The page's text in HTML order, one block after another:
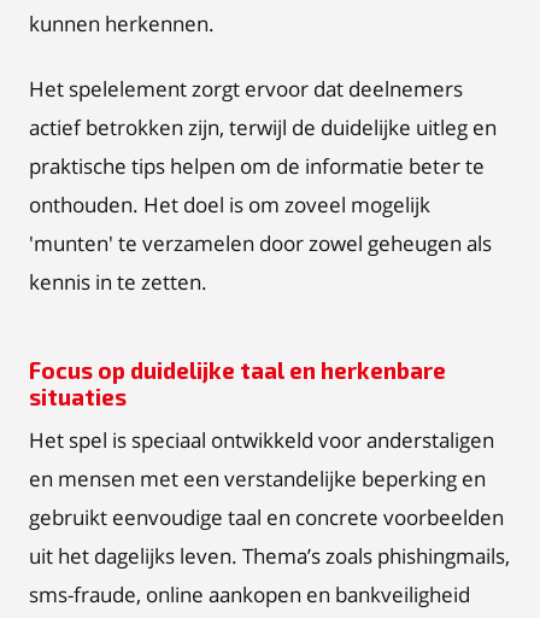
kunnen herkennen.
Het spelelement zorgt ervoor dat deelnemers
actief betrokken zijn, terwijl de duidelijke uitleg en
praktische tips helpen om de informatie beter te
onthouden. Het doel is om zoveel mogelijk
'munten' te verzamelen door zowel geheugen als
kennis in te zetten.
Focus op duidelijke taal en herkenbare
situaties
Het spel is speciaal ontwikkeld voor anderstaligen
en mensen met een verstandelijke beperking en
gebruikt eenvoudige taal en concrete voorbeelden
uit het dagelijks leven. Thema’s zoals phishingmails,
sms-fraude, online aankopen en bankveiligheid